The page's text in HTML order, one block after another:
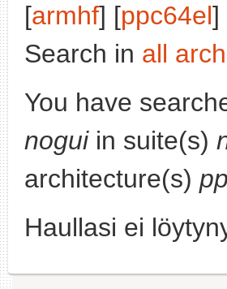
[armhf] [ppc64el]
Search in all
You have
noguiin suite(s)
architecture(s)
Haullasi ei